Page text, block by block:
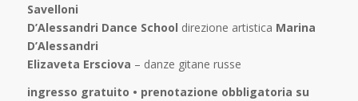
Savelloni
D’Alessandri Dance School direzione artistica Marina
D’Alessandri
Elizaveta Ersciova – danze gitane russe
ingresso gratuito • prenotazione obbligatoria su